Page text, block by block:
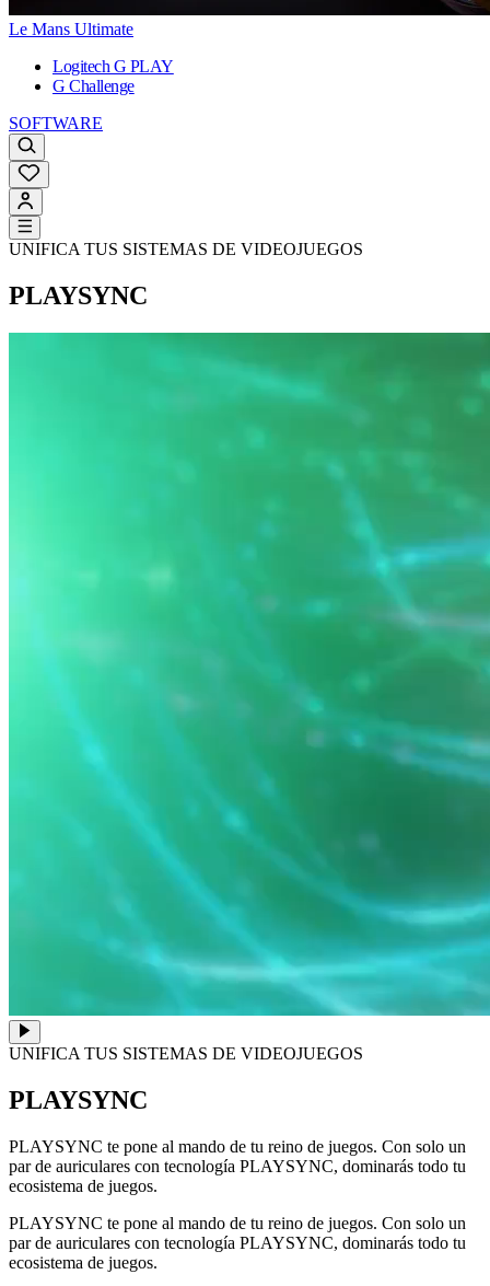
Le Mans Ultimate
Logitech G PLAY
G Challenge
SOFTWARE
UNIFICA TUS SISTEMAS DE VIDEOJUEGOS
PLAYSYNC
UNIFICA TUS SISTEMAS DE VIDEOJUEGOS
PLAYSYNC
PLAYSYNC te pone al mando de tu reino de juegos. Con solo un
par de auriculares con tecnología PLAYSYNC, dominarás todo tu
ecosistema de juegos.
PLAYSYNC te pone al mando de tu reino de juegos. Con solo un
par de auriculares con tecnología PLAYSYNC, dominarás todo tu
ecosistema de juegos.